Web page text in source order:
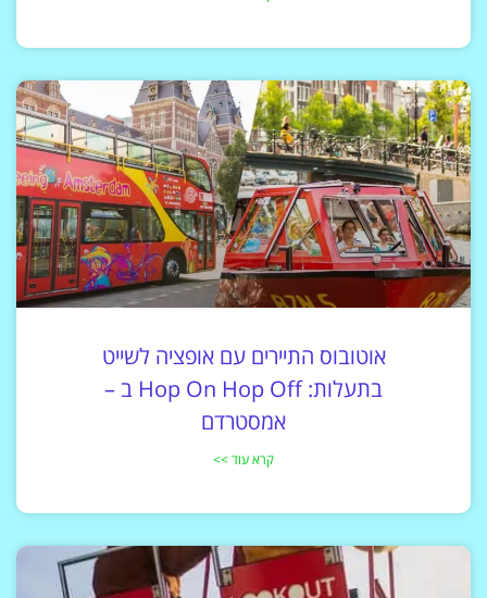
אוטובוס התיירים עם אופציה לשייט
בתעלות: Hop On Hop Off ב –
אמסטרדם
קרא עוד >>